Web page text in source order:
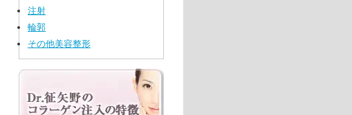
注射
輪郭
その他美容整形